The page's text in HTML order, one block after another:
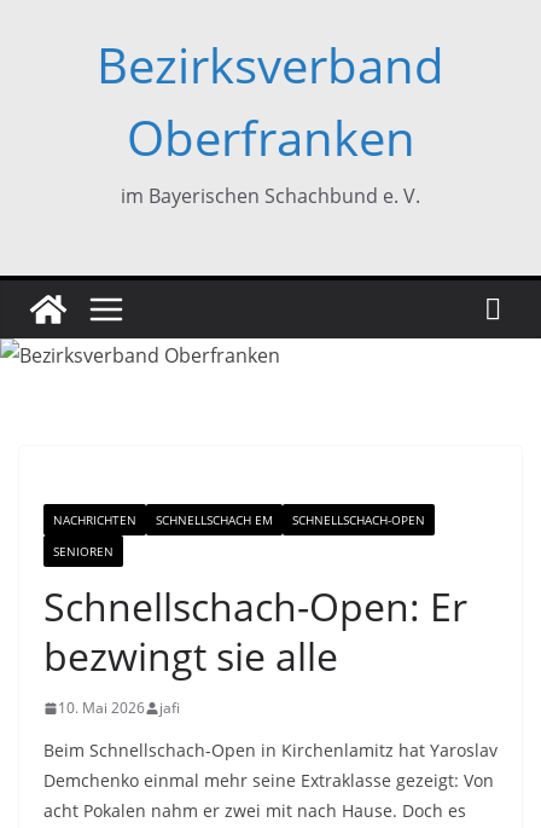
Bezirksverband
Oberfranken
im Bayerischen Schachbund e. V.
NACHRICHTEN SCHNELLSCHACH EM
SCHNELLSCHACH-OPEN
SENIOREN
Schnellschach-Open: Er
bezwingt sie alle
10. Mai 2026 jafi
Beim Schnellschach-Open in Kirchenlamitz hat Yaroslav
Demchenko einmal mehr seine Extraklasse gezeigt: Von
acht Pokalen nahm er zwei mit nach Hause. Doch es